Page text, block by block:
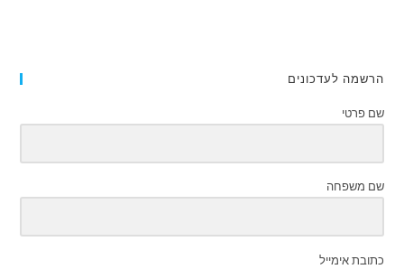
הרשמה לעדכונים
שם פרטי
שם משפחה
כתובת אימייל